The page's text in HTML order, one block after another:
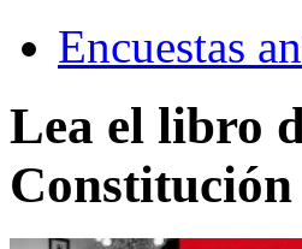
Encuestas
Lea el libro
Constitución